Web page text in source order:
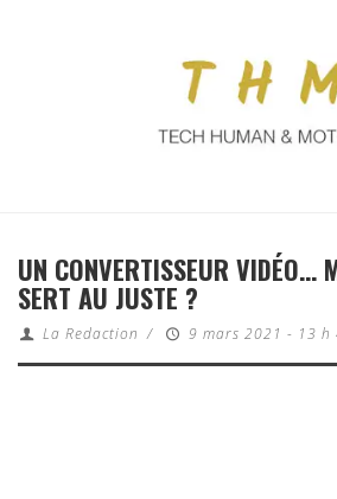
UN CONVERTISSEUR VIDÉO…
SERT AU JUSTE ?
La Redaction / 9 mars 2021 - 13 h